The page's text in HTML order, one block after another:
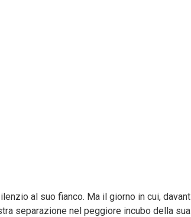
al suo fianco. Ma il giorno in cui,
separazione nel peggiore incubo della